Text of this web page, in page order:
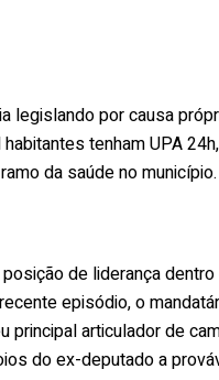
legislando por causa
tenham UPA
da saúde no município.
de liderança
episódio, o
principal articulador de
do ex-deputado a